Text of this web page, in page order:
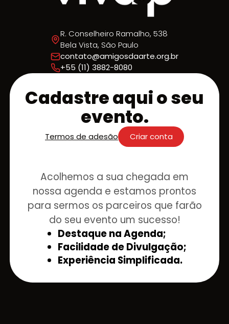
R. Conselheiro Ramalho, 538
Bela Vista, São Paulo
contato@amigosdaarte.org.br
+55 (11) 3882-8080
Cadastre aqui o seu
evento.
Termos de adesão Criar conta
Acolhemos a sua chegada em
nossa agenda e estamos prontos
para sermos os parceiros que farão
do seu evento um sucesso!
Destaque na Agenda;
Facilidade de Divulgação;
Experiência Simplificada.